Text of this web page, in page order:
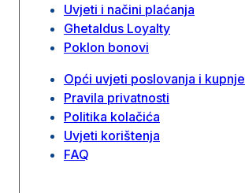
Uvjeti i načini plaćanja
Ghetaldus Loyalty
Poklon bonovi
Opći uvjeti poslovanja i kupnje
Pravila privatnosti
Politika kolačića
Uvjeti korištenja
FAQ